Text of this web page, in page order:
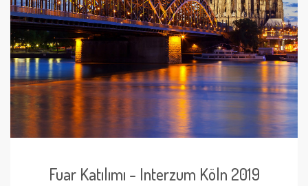
Fuar Katılımı - Interzum Köln 2019